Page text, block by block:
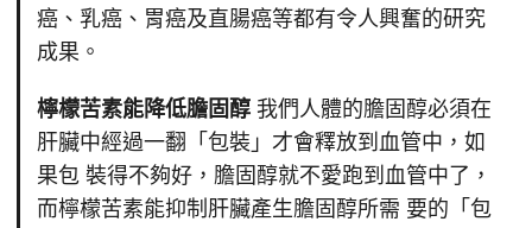
癌、乳癌、胃癌及直腸癌等都有令人興奮的研究
成果。
檸檬苦素能降低膽固醇 我們人體的膽固醇必須在
肝臟中經過一翻「包裝」才會釋放到血管中，如
果包 裝得不夠好，膽固醇就不愛跑到血管中了，
而檸檬苦素能抑制肝臟產生膽固醇所需 要的「包